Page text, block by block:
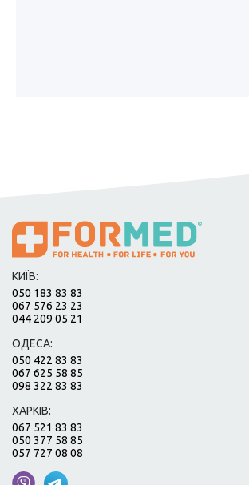
КИЇВ:
050 183 83 83
067 576 23 23
044 209 05 21
ОДЕСА:
050 422 83 83
067 625 58 85
098 322 83 83
ХАРКІВ:
067 521 83 83
050 377 58 85
057 727 08 08